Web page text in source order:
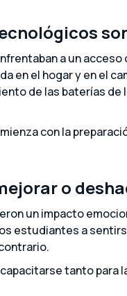
a un
en el hogar y en el
de las baterías
con la
o
un impacto
estudiantes a
tanto para